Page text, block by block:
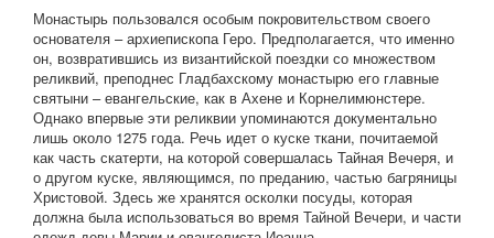
Монастырь пользовался особым покровительством своего
основателя – архиепископа Геро. Предполагается, что именно
он, возвратившись из византийской поездки со множеством
реликвий, преподнес Гладбахскому монастырю его главные
святыни – евангельские, как в Ахене и Корнелимюнстере.
Однако впервые эти реликвии упоминаются документально
лишь около 1275 года. Речь идет о куске ткани, почитаемой
как часть скатерти, на которой совершалась Тайная Вечеря, и
о другом куске, являющимся, по преданию, частью багряницы
Христовой. Здесь же хранятся осколки посуды, которая
должна была использоваться во время Тайной Вечери, и части